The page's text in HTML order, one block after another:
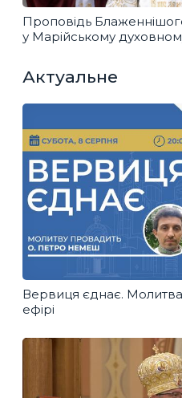
Проповідь
у Марійському
Актуальне
Вервиця єднає.
ефірі